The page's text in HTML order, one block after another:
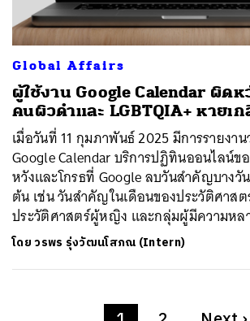
Global Affairs
ผู้ใช้งาน Google Calendar ผิด
คนผิวดำและ LGBTQIA+ หายเ
เมื่อวันที่ 11 กุมภาพันธ์ 2025 มีการรายงา
Google Calendar บริการปฏิทินออนไลน์ข
หวังและโกรธที่ Google ลบวันสำคัญบางวั
ต้น เช่น วันสำคัญในเดือนของประวัติศาส
ประวัติศาสตร์ผู้หญิง และกลุ่มผู้มีความหล
โดยวรพร รุ่งวัฒนโสภณ (Intern)